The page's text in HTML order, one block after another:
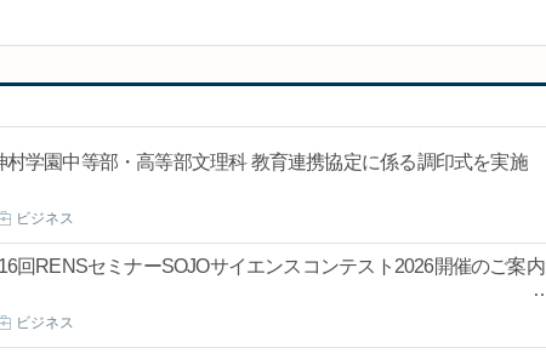
村学園中等部・高等部文理科 教育連携協定に係る調印式を実施
ビジネス
回RENSセミナーSOJOサイエンスコンテスト2026開催のご案内
ビジネス